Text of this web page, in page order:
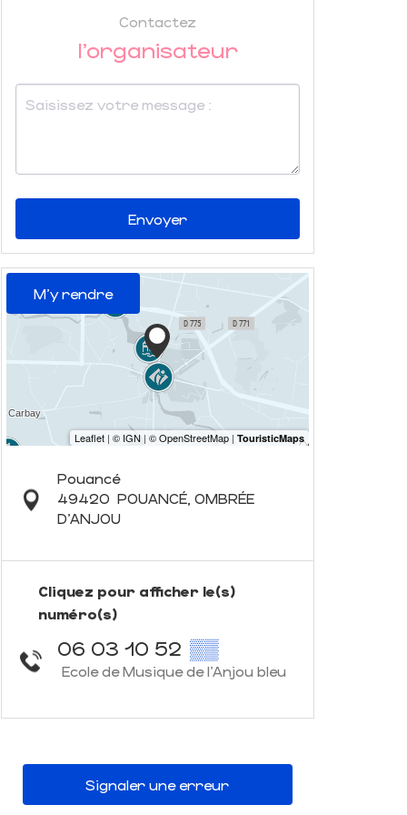
Contactez
l'organisateur
Envoyer
M'y rendre
Pouancé
49420 POUANCÉ, OMBRÉE
D'ANJOU
Cliquez pour afficher le(s)
numéro(s)
06 03 10 52 ▒▒
Ecole de Musique de l'Anjou bleu
Signaler une erreur